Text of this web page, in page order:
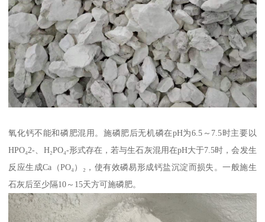
氧化钙不能和磷肥混用。施磷肥后无机磷在pH为6.5～7.5时主要以
HPO₄2-、H₂PO₄-形式存在，若与生石灰混用在pH大于7.5时，会发生
反应生成Ca（PO₄）₂，使有效磷易形成钙盐沉淀而损失。一般施生
石灰后至少隔10～15天方可施磷肥。